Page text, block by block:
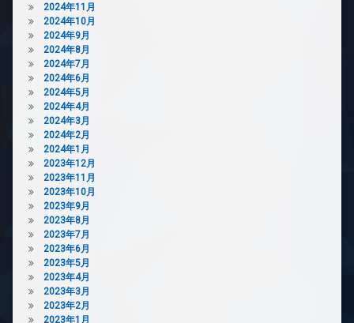
駐
輪
場
2024年11月
2024年10月
2024年9月
2024年8月
2024年7月
2024年6月
2024年5月
2024年4月
2024年3月
2024年2月
2024年1月
2023年12月
2023年11月
2023年10月
2023年9月
2023年8月
2023年7月
2023年6月
2023年5月
2023年4月
2023年3月
2023年2月
2023年1月